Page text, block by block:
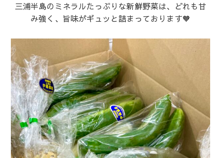
三浦半島のミネラルたっぷりな新鮮野菜は、どれも甘
み強く、旨味がギュッと詰まっております🧡